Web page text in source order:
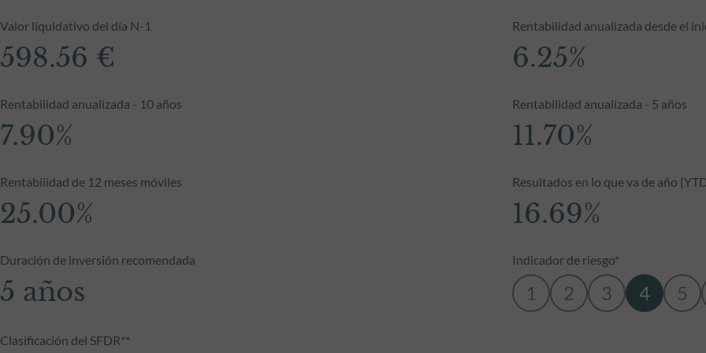
Valor liquidativo del día N-1
598.56 €
Rentabilidad anualizada desde el
6.25%
Rentabilidad anualizada - 10 años
7.90%
Rentabilidad anualizada - 5 años
11.70%
Rentabilidad de 12 meses móviles
25.00%
Resultados en lo que va de año
16.69%
Duración de inversión recomendada
5 años
Indicador de riesgo*
1 2 3 4 5
Clasificación del SFDR**